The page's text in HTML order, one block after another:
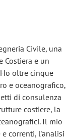
Civile, una
Costiera e un
oltre cinque
e oceanografico,
di consulenza
costiere, la
Il mio
correnti, l'analisi